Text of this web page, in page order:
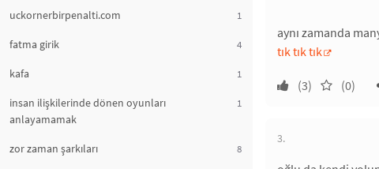
uckornerbirpenalti.com 1
fatma girik 4
kafa 1
insan ilişkilerinde dönen oyunları
anlayamamak
1
zor zaman şarkıları 8
aynı zamanda
tık tık tık
(3) (0)
3.